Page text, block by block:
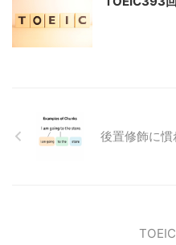
後置修飾に慣